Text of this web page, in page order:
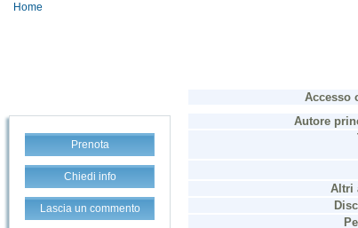
Home
Prenota
Chiedi info
Lascia un commento